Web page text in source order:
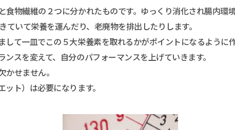
食物繊維の２つに分かれたものです。ゆっくり消化され腸内環
いて栄養を運んだり、老廃物を排出したりします。
して一皿でこの５大栄養素を取れるかがポイントになるように
スを変えて、自分のパフォーマンスを上げていきます。
せません。
ト）は必要になります。